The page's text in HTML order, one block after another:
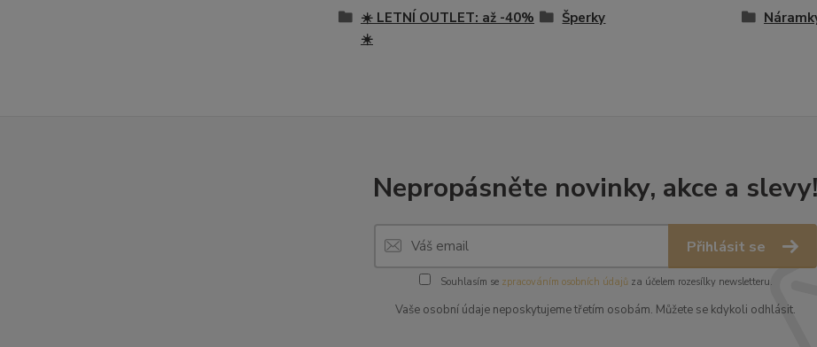
☀️ LETNÍ OUTLET: až -40%
☀️
Šperky
Nepropásněte novinky, akce a slevy!
Přihlásit se
Souhlasím se zpracováním osobních údajů za účelem rozesílky newsletteru.
Vaše osobní údaje neposkytujeme třetím osobám. Můžete se kdykoli odhlásit.